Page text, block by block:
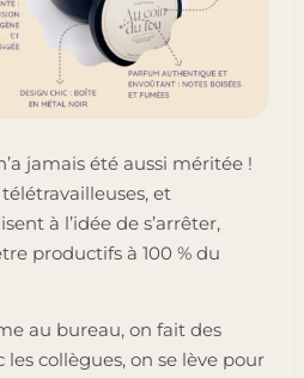
jamais été aussi méritée !
et
à l’idée de s’arrêter,
productifs à 100 % du
au bureau, on fait des
les collègues, on se lève pour